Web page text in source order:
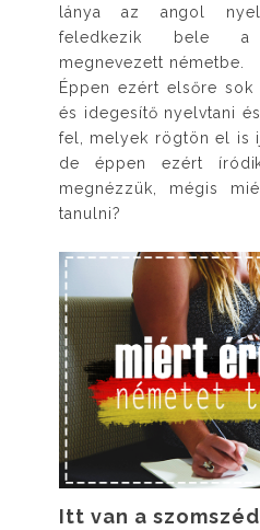
lánya az angol
feledkezik bele a
megnevezett németbe.
Éppen ezért elsőre
és idegesítő nyelvtani
fel, melyek rögtön el is
de éppen ezért
megnézzük, mégis
tanulni?
Itt van a